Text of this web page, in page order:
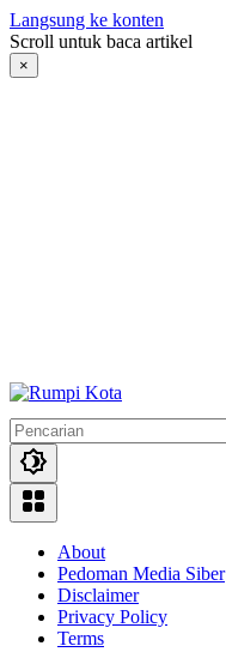
Langsung ke konten
Scroll untuk baca artikel
×
About
Pedoman Media Siber
Disclaimer
Privacy Policy
Terms